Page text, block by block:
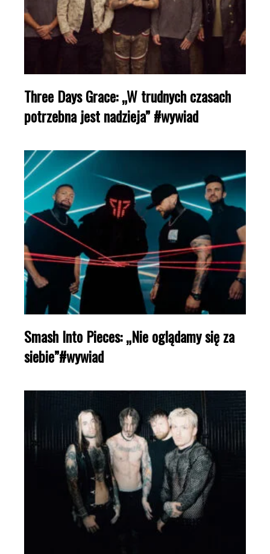
Three Days Grace: „W trudnych czasach
potrzebna jest nadzieja” #wywiad
Smash Into Pieces: „Nie oglądamy się za
siebie”#wywiad